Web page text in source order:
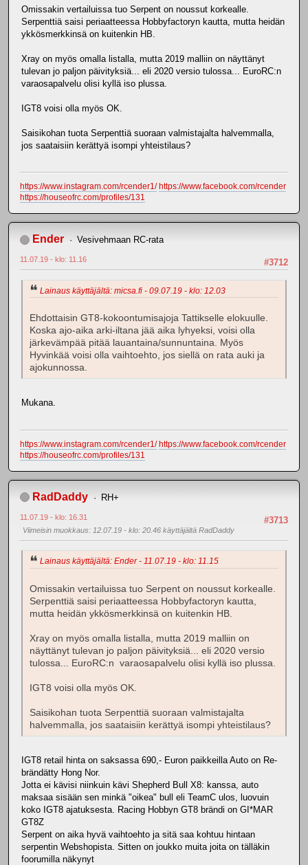
Omissakin vertailuissa tuo Serpent on noussut korkealle.
Serpenttiä saisi periaatteessa Hobbyfactoryn kautta, mutta heidän
ykkösmerkkinsä on kuitenkin HB.
Xray on myös omalla listalla, mutta 2019 malliin on näyttänyt
tulevan jo paljon päivityksiä... eli 2020 versio tulossa... EuroRC:n
varaosapalvelu olisi kyllä iso plussa.
IGT8 voisi olla myös OK.
Saisikohan tuota Serpenttiä suoraan valmistajalta halvemmalla,
jos saataisiin kerättyä isompi yhteistilaus?
https://www.instagram.com/rcender1/ https://www.facebook.com/rcender
https://houseofrc.com/profiles/131
Ender Vesivehmaan RC-rata
#3712
11.07.19 - klo: 11.16
Lainaus käyttäjältä: micsa.fi - 09.07.19 - klo: 12.03
Ehdottaisin GT8-kokoontumisajoja Tattikselle elokuulle.
Koska ajo-aika arki-iltana jää aika lyhyeksi, voisi olla
järkevämpää pitää lauantaina/sunnuntaina. Myös
Hyvinkää voisi olla vaihtoehto, jos siellä on rata auki ja
ajokunnossa.
Mukana.
https://www.instagram.com/rcender1/ https://www.facebook.com/rcender
https://houseofrc.com/profiles/131
RadDaddy RH+
#3713
11.07.19 - klo: 16.31
Viimeisin muokkaus: 12.07.19 - klo: 20.46 käyttäjältä RadDaddy
Lainaus käyttäjältä: Ender - 11.07.19 - klo: 11.15
Omissakin vertailuissa tuo Serpent on noussut korkealle.
Serpenttiä saisi periaatteessa Hobbyfactoryn kautta,
mutta heidän ykkösmerkkinsä on kuitenkin HB.
Xray on myös omalla listalla, mutta 2019 malliin on
näyttänyt tulevan jo paljon päivityksiä... eli 2020 versio
tulossa... EuroRC:n varaosapalvelu olisi kyllä iso plussa.
IGT8 voisi olla myös OK.
Saisikohan tuota Serpenttiä suoraan valmistajalta
halvemmalla, jos saataisiin kerättyä isompi yhteistilaus?
IGT8 retail hinta on saksassa 690,- Euron paikkeilla Auto on Re-
brändätty Hong Nor.
Jotta ei kävisi niinkuin kävi Shepherd Bull X8: kanssa, auto
maksaa sisään sen minkä "oikea" bull eli TeamC ulos, luovuin
koko IGT8 ajatuksesta. Racing Hobbyn GT8 brändi on GI*MAR
GT8Z
Serpent on aika hyvä vaihtoehto ja sitä saa kohtuu hintaan
serpentin Webshopista. Sitten on joukko muita joita on tälläkin
foorumilla näkynyt